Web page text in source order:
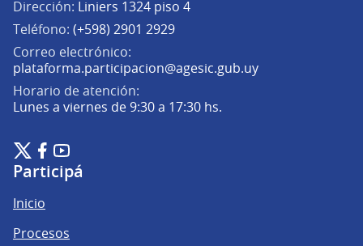
Dirección: Liniers 1324 piso 4
Teléfono: (+598) 2901 2929
Correo electrónico:
plataforma.participacion@agesic.gub.uy(Abrir en una
Horario de atención:
Lunes a viernes de 9:30 a 17:30 hs.
Plataforma de Participación Ciudadana Digital en X
(Enlace externo)
Plataforma de Participación Ciudadana Digital en Facebook
(Enlace externo)
Plataforma de Participación Ciudadana Digital en
(Enlace externo)
Participá
Inicio
Procesos